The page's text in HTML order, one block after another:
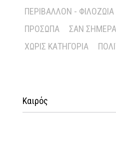
ΠΕΡΙΒΆΛΛΟΝ - ΦΙΛΟΖΩΊΑ
ΠΡΌΣΩΠΑ
ΣΑΝ
ΧΩΡΊΣ ΚΑΤΗΓΟΡΊΑ
Καιρός